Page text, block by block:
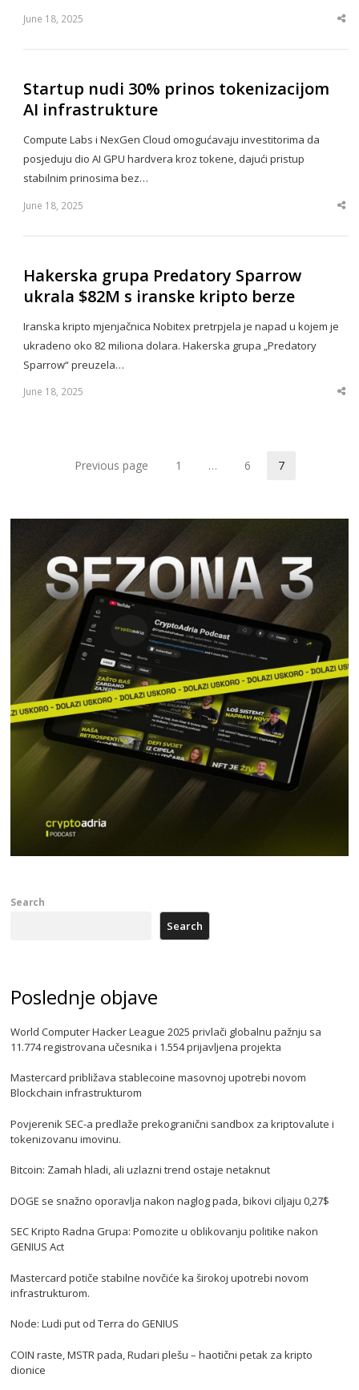
June 18, 2025
Startup nudi 30% prinos tokenizacijom
AI infrastrukture
Compute Labs i NexGen Cloud omogućavaju investitorima da
posjeduju dio AI GPU hardvera kroz tokene, dajući pristup
stabilnim prinosima bez…
June 18, 2025
Hakerska grupa Predatory Sparrow
ukrala $82M s iranske kripto berze
Iranska kripto mjenjačnica Nobitex pretrpjela je napad u kojem je
ukradeno oko 82 miliona dolara. Hakerska grupa „Predatory
Sparrow“ preuzela…
June 18, 2025
Previous page Page
1 … Page
6 7
Search
Search
Poslednje objave
World Computer Hacker League 2025 privlači globalnu pažnju sa
11.774 registrovana učesnika i 1.554 prijavljena projekta
Mastercard približava stablecoine masovnoj upotrebi novom
Blockchain infrastrukturom
Povjerenik SEC-a predlaže prekogranični sandbox za kriptovalute i
tokenizovanu imovinu.
Bitcoin: Zamah hladi, ali uzlazni trend ostaje netaknut
DOGE se snažno oporavlja nakon naglog pada, bikovi ciljaju 0,27$
SEC Kripto Radna Grupa: Pomozite u oblikovanju politike nakon
GENIUS Act
Mastercard potiče stabilne novčiće ka širokoj upotrebi novom
infrastrukturom.
Node: Ludi put od Terra do GENIUS
COIN raste, MSTR pada, Rudari plešu – haotični petak za kripto
dionice